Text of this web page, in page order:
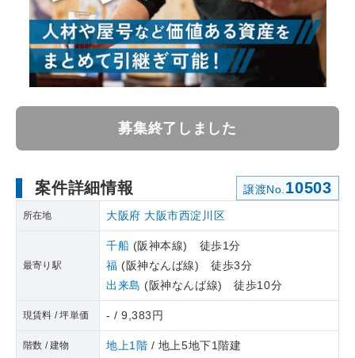
募集終了しました
案件詳細情報 譲渡No. 10503
所在地 大阪府 大阪市西淀川区
最寄り駅
千船 (阪神本線) 徒歩1分
福 (阪神なんば線) 徒歩3分
出来島 (阪神なんば線) 徒歩10分
現賃料 / 坪単価 - / 9,383円
階数 / 建物 地上1階 / 地上5地下1階建